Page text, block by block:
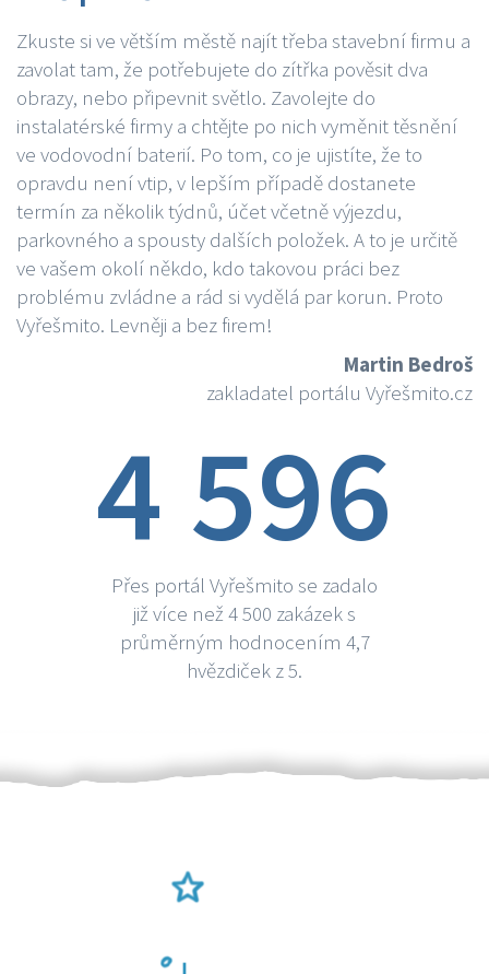
Zkuste si ve větším městě najít třeba stavební firmu a
zavolat tam, že potřebujete do zítřka pověsit dva
obrazy, nebo připevnit světlo. Zavolejte do
instalatérské firmy a chtějte po nich vyměnit těsnění
ve vodovodní baterií. Po tom, co je ujistíte, že to
opravdu není vtip, v lepším případě dostanete
termín za několik týdnů, účet včetně výjezdu,
parkovného a spousty dalších položek. A to je určitě
ve vašem okolí někdo, kdo takovou práci bez
problému zvládne a rád si vydělá par korun. Proto
Vyřešmito. Levněji a bez firem!
Martin Bedroš
zakladatel portálu Vyřešmito.cz
4 596
Přes portál Vyřešmito se zadalo
již více než 4 500 zakázek s
průměrným hodnocením 4,7
hvězdiček z 5.